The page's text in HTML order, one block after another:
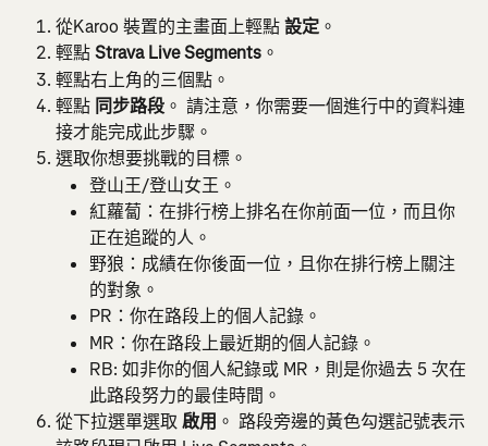
從Karoo 裝置的主畫面上輕點 設定 。
輕點 Strava Live Segments 。
輕點右上角的三個點。
輕點 同步路段 。 請注意，你需要一個進行中的資料連
接才能完成此步驟。
選取你想要挑戰的目標。
登山王/登山女王。
紅蘿蔔：在排行榜上排名在你前面一位，而且你
正在追蹤的人。
野狼：成績在你後面一位，且你在排行榜上關注
的對象。
PR：你在路段上的個人記錄。
MR：你在路段上最近期的個人記錄。
RB: 如非你的個人紀錄或 MR，則是你過去 5 次在
此路段努力的最佳時間。
從下拉選單選取 啟用 。 路段旁邊的黃色勾選記號表示